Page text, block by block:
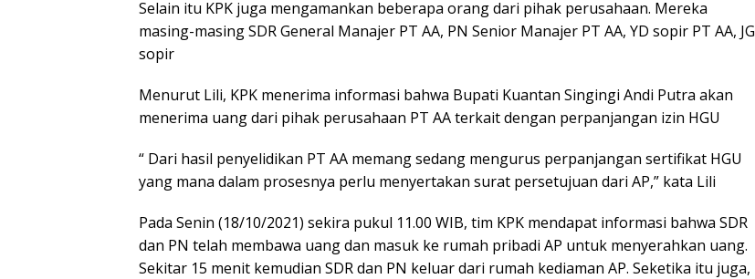
Selain itu KPK juga mengamankan beberapa orang dari pihak perusahaan. Mereka
masing-masing SDR General Manajer PT AA, PN Senior Manajer PT AA, YD sopir PT AA, JG
sopir
Menurut Lili, KPK menerima informasi bahwa Bupati Kuantan Singingi Andi Putra akan
menerima uang dari pihak perusahaan PT AA terkait dengan perpanjangan izin HGU
“ Dari hasil penyelidikan PT AA memang sedang mengurus perpanjangan sertifikat HGU
yang mana dalam prosesnya perlu menyertakan surat persetujuan dari AP,” kata Lili
Pada Senin (18/10/2021) sekira pukul 11.00 WIB, tim KPK mendapat informasi bahwa SDR
dan PN telah membawa uang dan masuk ke rumah pribadi AP untuk menyerahkan uang.
Sekitar 15 menit kemudian SDR dan PN keluar dari rumah kediaman AP. Seketika itu juga,